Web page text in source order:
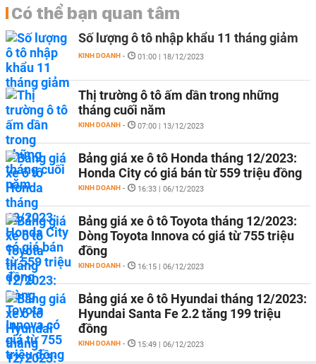
Có thể bạn quan tâm
Số lượng ô tô nhập khẩu 11 tháng giảm
KINH DOANH - 01:00 | 18/12/2023
Thị trường ô tô ấm dần trong những
tháng cuối năm
KINH DOANH - 07:00 | 13/12/2023
Bảng giá xe ô tô Honda tháng 12/2023:
Honda City có giá bán từ 559 triệu đồng
KINH DOANH - 16:33 | 06/12/2023
Bảng giá xe ô tô Toyota tháng 12/2023:
Dòng Toyota Innova có giá từ 755 triệu
đồng
KINH DOANH - 16:15 | 06/12/2023
Bảng giá xe ô tô Hyundai tháng 12/2023:
Hyundai Santa Fe 2.2 tăng 199 triệu
đồng
KINH DOANH - 15:49 | 06/12/2023